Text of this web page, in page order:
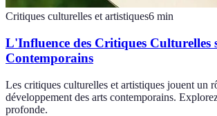
Critiques culturelles et artistiques6 min
L'Influence des Critiques Culturelles
Contemporains
Les critiques culturelles et artistiques jouent un
développement des arts contemporains.
profonde.